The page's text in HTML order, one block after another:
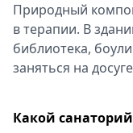
Природный
в терапии. В
библиотека,
заняться на
Какой